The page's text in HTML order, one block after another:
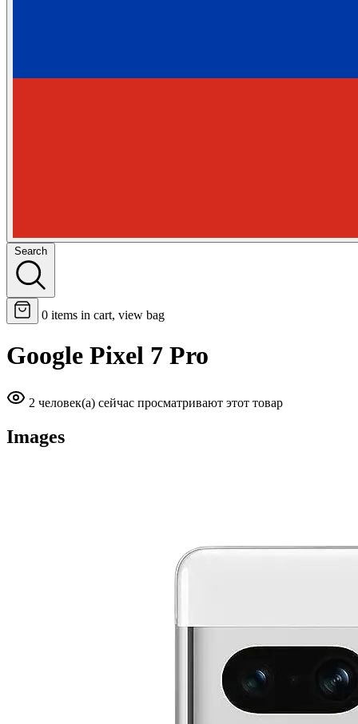
Search
0 items in cart, view bag
Google Pixel 7 Pro
2 человек(а) сейчас просматривают этот товар
Images